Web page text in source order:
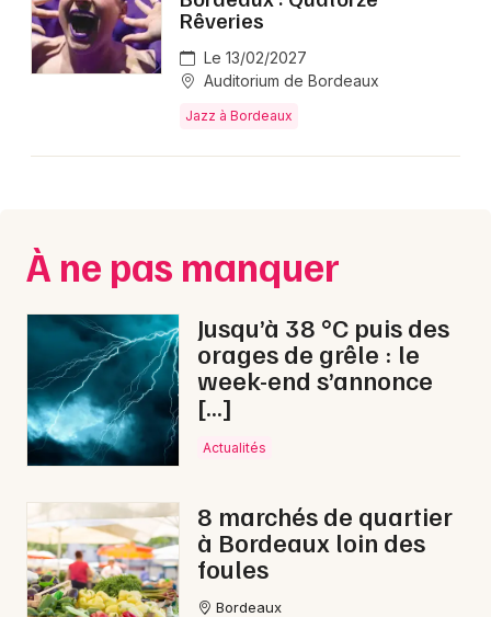
Rêveries
Le 13/02/2027
Auditorium de Bordeaux
Jazz à Bordeaux
À ne pas manquer
Jusqu’à 38 °C puis des
orages de grêle : le
week-end s’annonce
[…]
Actualités
8 marchés de quartier
à Bordeaux loin des
foules
Bordeaux